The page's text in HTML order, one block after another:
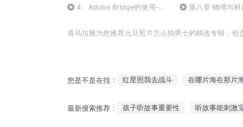
4、Adobe Bridge的使用-第
第八章 物理与
喜马拉雅为您推荐元旦照片怎么拍男士的精选专辑，包
您是不是在找： 红星照我去战斗 在哪片海在那片
最新搜索推荐： 孩子听故事重要性 听故事能刺激